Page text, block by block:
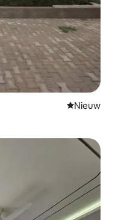
Nieuwe
Nieuw